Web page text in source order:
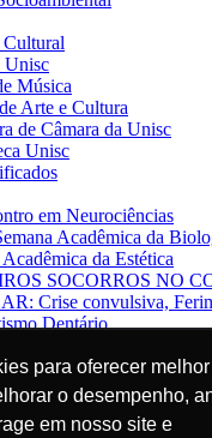
para oferecer melhor
o desempenho,
em nosso site e
para oferecer melhor
o desempenho,
em nosso site e
Unisc
Música
Arte e Cultura
de Câmara da Unisc
Unisc
em Neurociências
Acadêmica da
Acadêmica da Estética
SOCORROS NO
Crise convulsiva,
Dentário
Unisc